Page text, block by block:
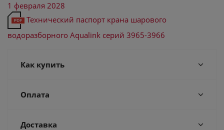
1 февраля 2028
Технический паспорт крана шарового
водоразборного Aqualink серий 3965-3966
Как купить
Оплата
Доставка